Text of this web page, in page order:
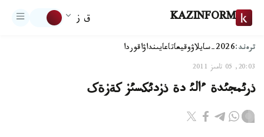
KAZINFORM ق ز
ترەند:2026-سايلاۋ وقيعاتاعايىنداۋاقوردا
20:03, 05 تامىز 2011
ذرئمجئدة ءالئ دة ذزدئکسئز کةزةک